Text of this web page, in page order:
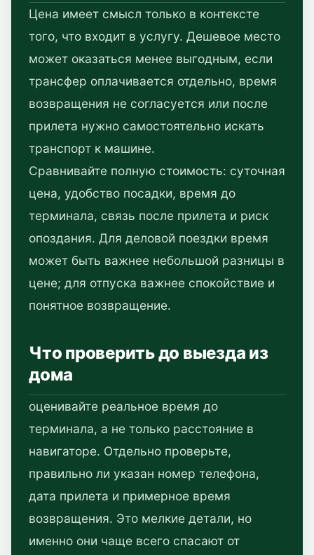
Цена имеет смысл только в контексте
того, что входит в услугу. Дешевое место
может оказаться менее выгодным, если
трансфер оплачивается отдельно, время
возвращения не согласуется или после
прилета нужно самостоятельно искать
транспорт к машине.
Сравнивайте полную стоимость: суточная
цена, удобство посадки, время до
терминала, связь после прилета и риск
опоздания. Для деловой поездки время
может быть важнее небольшой разницы в
цене; для отпуска важнее спокойствие и
понятное возвращение.
Что проверить до выезда из
дома
оценивайте реальное время до
терминала, а не только расстояние в
навигаторе. Отдельно проверьте,
правильно ли указан номер телефона,
дата прилета и примерное время
возвращения. Это мелкие детали, но
именно они чаще всего спасают от